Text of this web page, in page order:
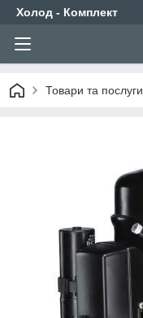
Холод - Комплект
Товари та послуги